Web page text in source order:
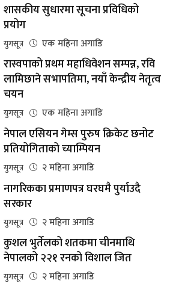
शासकीय सुधारमा सूचना प्रविधिको
प्रयोग
युगसूत्र एक महिना अगाडि
रास्वपाको प्रथम महाधिवेशन सम्पन्न, रवि
लामिछाने सभापतिमा, नयाँ केन्द्रीय नेतृत्व
चयन
युगसूत्र एक महिना अगाडि
नेपाल एसियन गेम्स पुरुष क्रिकेट छनोट
प्रतियोगिताको च्याम्पियन
युगसूत्र २ महिना अगाडि
नागरिकका प्रमाणपत्र घरघमै पुर्याउदै
सरकार
युगसूत्र २ महिना अगाडि
कुशल भुर्तेलको शतकमा चीनमाथि
नेपालको २२१ रनको विशाल जित
युगसूत्र २ महिना अगाडि